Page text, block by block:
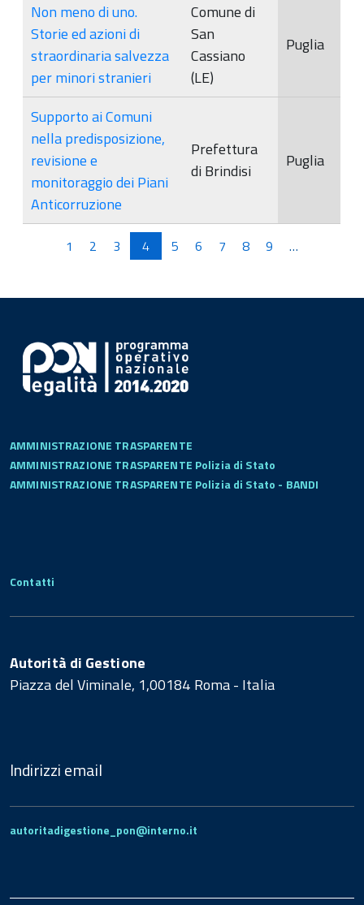
Non meno di uno.
Storie ed azioni di
straordinaria salvezza
per minori stranieri
Comune di
San
Cassiano
(LE)
Puglia
Supporto ai Comuni
nella predisposizione,
revisione e
monitoraggio dei Piani
Anticorruzione
Prefettura
di Brindisi
Puglia
1 2 3 4 5 6 7 8 9 …
AMMINISTRAZIONE TRASPARENTE
AMMINISTRAZIONE TRASPARENTE Polizia di Stato
AMMINISTRAZIONE TRASPARENTE Polizia di Stato - BANDI
Contatti
Autorità di Gestione
Piazza del Viminale, 1,00184 Roma - Italia
Indirizzi email
autoritadigestione_pon@interno.it